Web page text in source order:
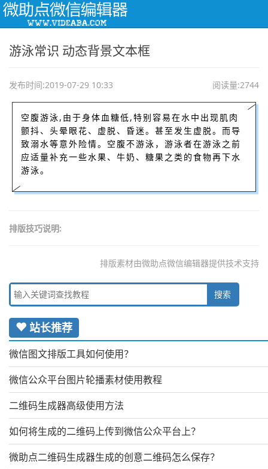
游泳常识 动态背景文本框
阅读量:2744
发布时间:2019-07-29 10:33
空腹游泳,由于身体血糖低,特别容易在水中出现肌肉
颤抖、头晕眼花、虚脱、昏迷。甚至发生虚脱。而导
致溺水等意外险情。空腹不游泳，游泳者在游泳之前
应适量补充一些水果、牛奶、糖果之类的食物再下水
游泳。
排版技巧说明:
排版素材由微助点微信编辑器提供技术支持
站长推荐
微信图文排版工具如何使用？
微信公众平台图片轮播素材使用教程
二维码生成器高级使用方法
如何将生成的二维码上传到微信公众平台上？
微助点二维码生成器生成的创意二维码怎么保存？